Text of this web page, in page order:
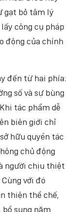
gạt bỏ tâm lý
công cụ pháp
động của chính
đến từ hai phía:
số và sự bùng
tác phẩm dễ
biên giới chỉ
hữu quyền tác
chủ động
người chịu thiệt
với đó
thiện thể chế,
sung năm